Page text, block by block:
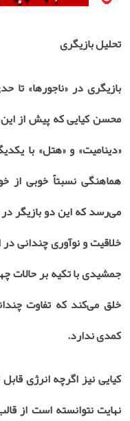
تحلیل بازیگری
بازیگری در «ناجورها»
محسن کیایی که پیش از این
«دینامیت» و «هتل» با
هماهنگی نسبتاً خوبی از
می‌رسد که این دو بازیگر
خلاقیت و نوآوری چندانی
جمشیدی با تکیه بر حالات
خلق می‌کند که تفاوت
کمدی ندارد.
کیایی نیز اگرچه انرژی
نهایت نتوانسته است از